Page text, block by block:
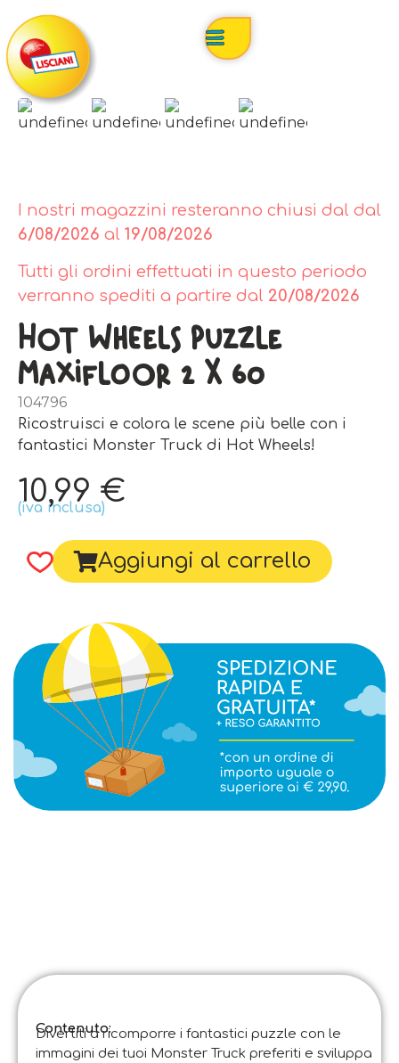
I nostri magazzini resteranno chiusi dal dal
6/08/2026 al 19/08/2026
Tutti gli ordini effettuati in questo periodo
verranno spediti a partire dal 20/08/2026
Hot Wheels Puzzle
Maxifloor 2 X 60
104796
Ricostruisci e colora le scene più belle con i
fantastici Monster Truck di Hot Wheels!
10,99 €
(iva inclusa)
Aggiungi al carrello
Contenuto:
Divertiti a ricomporre i fantastici puzzle con le
immagini dei tuoi Monster Truck preferiti e sviluppa